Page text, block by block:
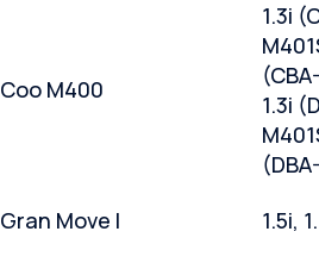
Coo M400
1.3i
1.3i
Gran Move l
1.5i,